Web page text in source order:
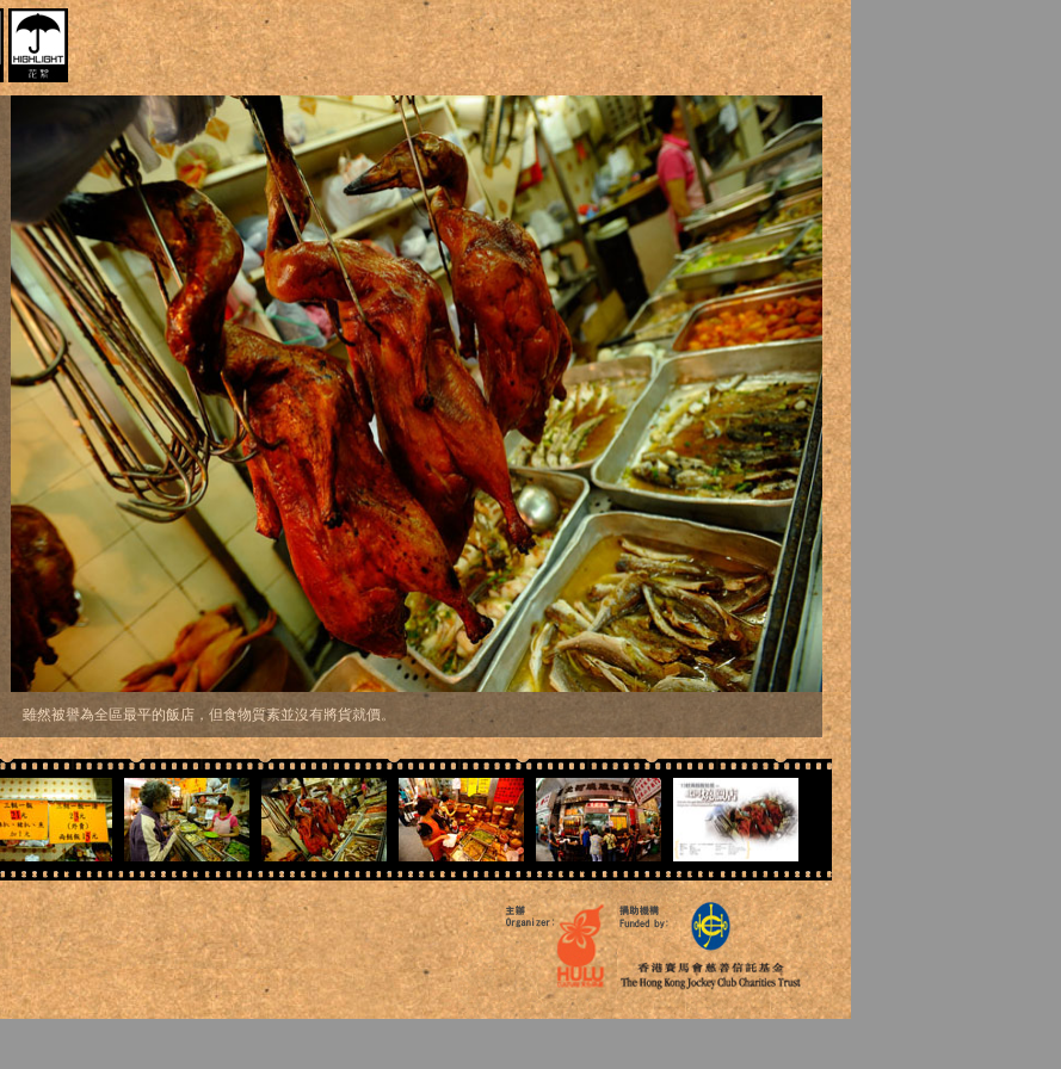
雖然被譽為全區最平的飯店，但食物質素並沒有將貨就價。